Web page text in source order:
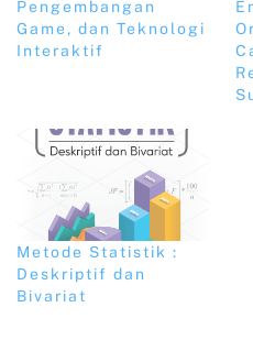
Pengembangan
Game, dan Teknologi
Interaktif
Metode Statistik :
Deskriptif dan
Bivariat